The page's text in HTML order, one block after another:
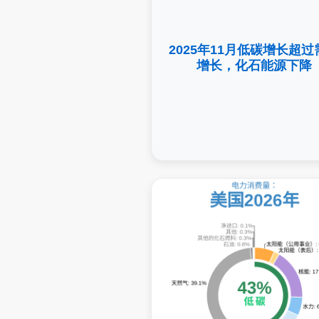
2025年11月低碳增长超过
增长，化石能源下降